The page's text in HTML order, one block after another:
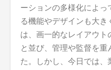
ーションの多様化によ
る機能やデザインも大
は、画一的なレイアウト
と並び、管理や監督を
た。しかし、今日では